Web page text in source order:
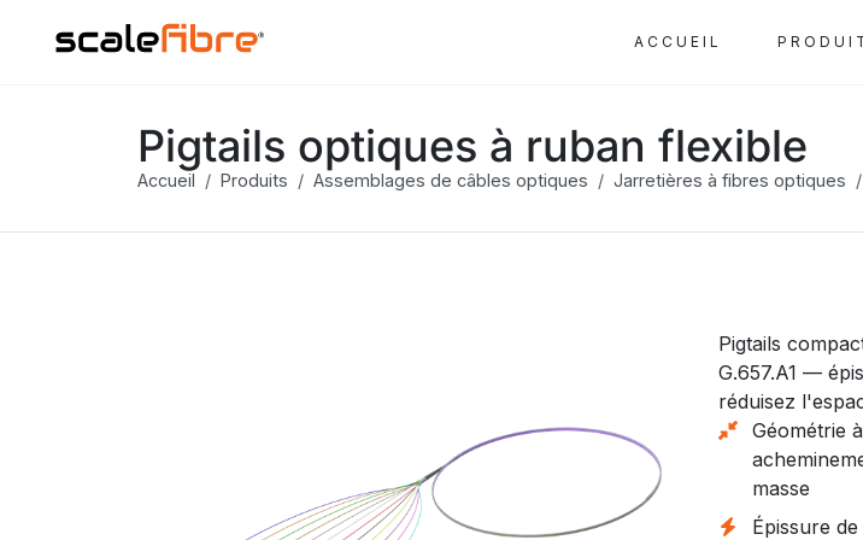
ACCUEIL
Pigtails optiques à ruban flexible
Accueil Produits Assemblages de câbles optiques Jarretières à fibres optiques
Pigtails
G.657.A1 —
réduisez
Géométrie
masse
Épissure